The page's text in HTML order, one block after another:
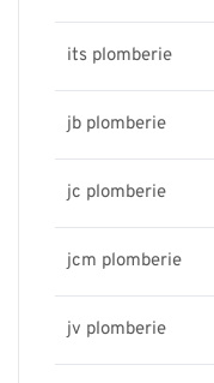
its plomberie
jb plomberie
jc plomberie
jcm plomberie
jv plomberie